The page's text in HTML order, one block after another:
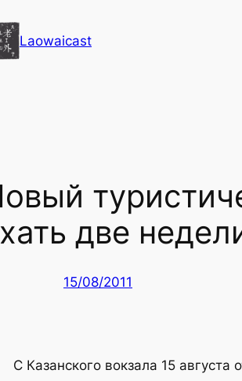
Laowaicast
две
15/08/2011
С Казанского вокзала 15